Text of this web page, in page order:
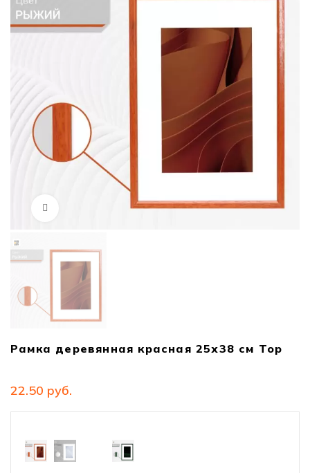
Нажмите, чтобы увеличить
Рамка деревянная красная 25х38 см Тор
руб.